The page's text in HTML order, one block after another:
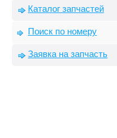
Каталог запчастей
Поиск по номеру
Заявка на запчасть